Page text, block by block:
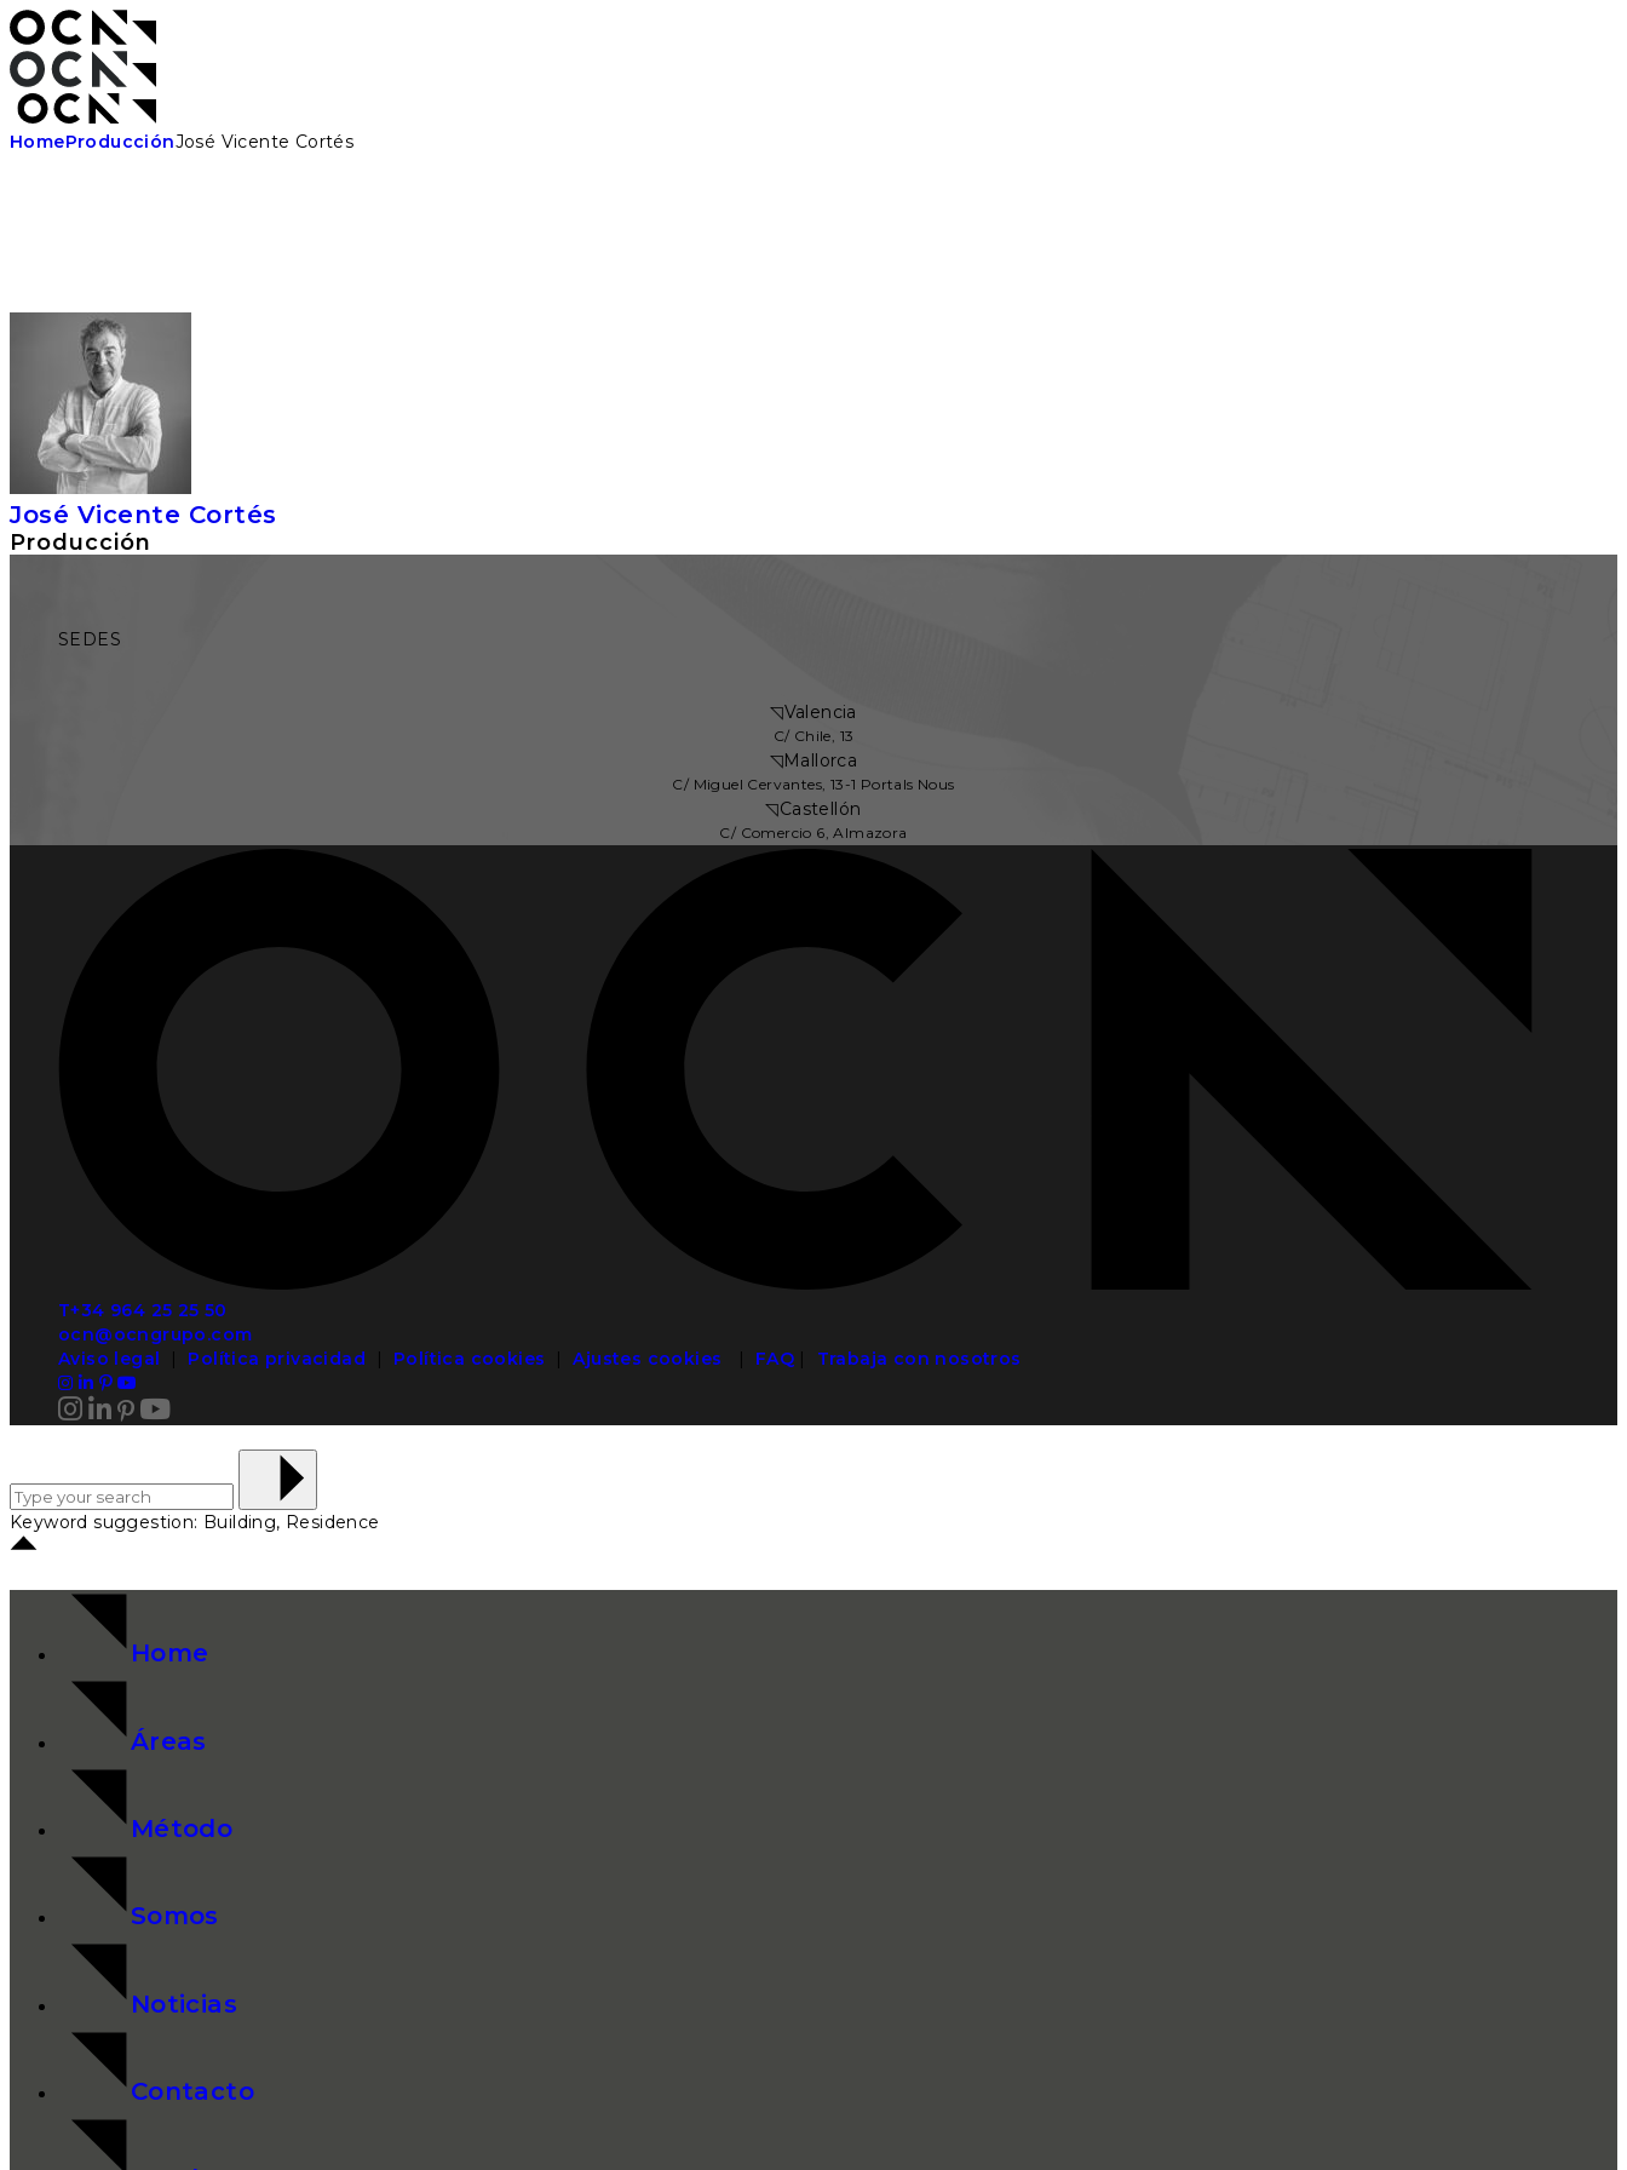
Skip
to
the
content
HomeProducciónJosé Vicente Cortés
José Vicente Cortés
Producción
SEDES
◹Valencia
C/ Chile, 13
◹Mallorca
C/ Miguel Cervantes, 13-1 Portals Nous
◹Castellón
C/ Comercio 6, Almazora
T+34 964 25 25 50
ocn@ocngrupo.com
Aviso legal | Política privacidad | Política cookies |Ajustes cookies | FAQ | Trabaja con nosotros
Keyword suggestion: Building, Residence
Home
Áreas
Método
Somos
Noticias
Contacto